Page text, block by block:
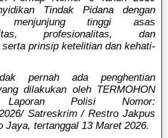
Tindak Pidana dengan
menjunjung tinggi asas
profesionalitas, dan
prinsip ketelitian dan kehati-
pernah ada penghentian
dilakukan oleh TERMOHON
Laporan Polisi Nomor:
Satreskrim / Restro Jakpus
Jaya, tertanggal 13 Maret 2026.